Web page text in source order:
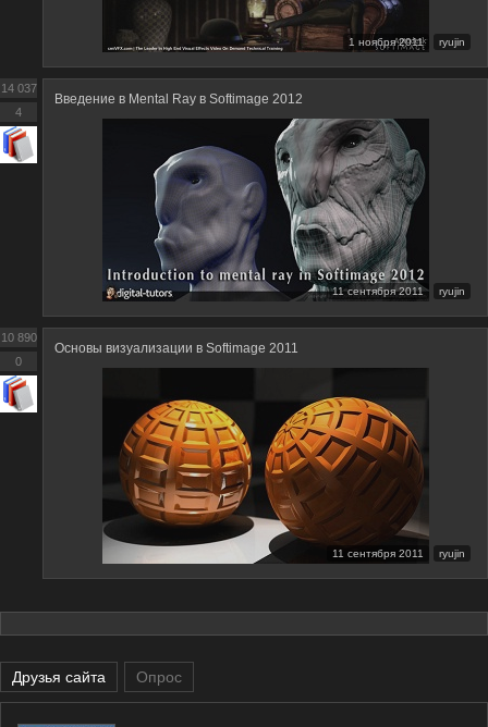
1 ноября 2011 ryujin
Введение в Mental Ray в Softimage 2012
11 сентября 2011 ryujin
14 037
4
Основы визуализации в Softimage 2011
11 сентября 2011 ryujin
10 890
0
Друзья сайта Опрос